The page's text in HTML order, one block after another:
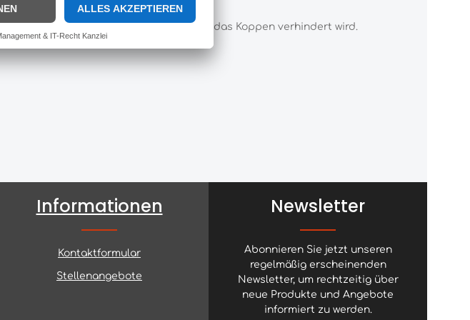
so unter der Kehle des Pferdes, dass das Koppen verhindert wird.
Informationen
Kontaktformular
Stellenangebote
Newsletter
Abonnieren Sie jetzt unseren
regelmäßig erscheinenden
Newsletter, um rechtzeitig über
neue Produkte und Angebote
informiert zu werden.